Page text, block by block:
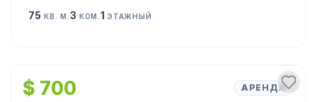
75 КВ. М. 3 КОМ.1ЭТАЖНЫЙ
$ 700 АРЕНДА